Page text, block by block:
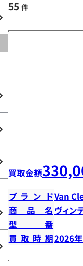
55 件
買取金額
ブランドVan
商品名 ヴィン
型番
買取時期2026